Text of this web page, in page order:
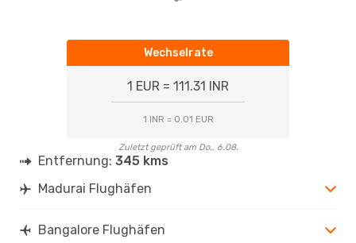
Wechselrate
1 EUR = 111.31 INR
1 INR = 0.01 EUR
Zuletzt geprüft am Do., 6.08.
Entfernung: 345 kms
Madurai Flughäfen
Bangalore Flughäfen